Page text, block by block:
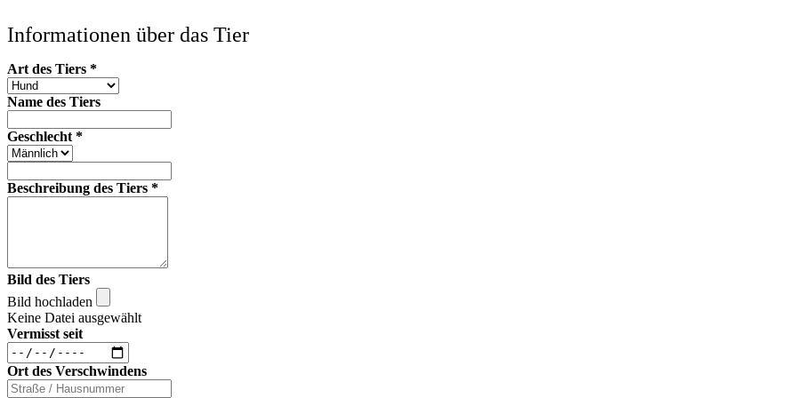
Informationen über das Tier
Art des Tiers *
Name des Tiers
Geschlecht *
Beschreibung des Tiers *
Bild des Tiers
Bild hochladen
Keine Datei ausgewählt
Vermisst seit
Ort des Verschwindens